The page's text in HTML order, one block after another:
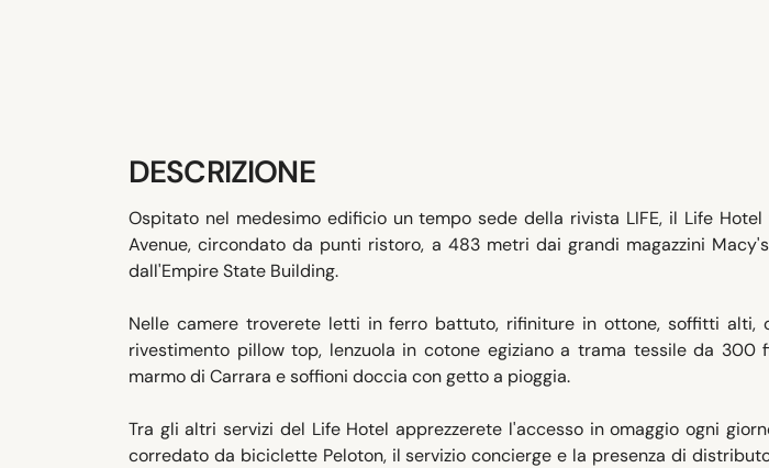
DESCRIZIONE
Ospitato nel medesimo edificio un tempo sede della rivista LIFE, il Life
Avenue, circondato da punti ristoro, a 483 metri dai grandi magazzini
dall'Empire State Building.
Nelle camere troverete letti in ferro battuto, rifiniture in ottone, soffitti alti,
rivestimento pillow top, lenzuola in cotone egiziano a trama tessile da
marmo di Carrara e soffioni doccia con getto a pioggia.
Tra gli altri servizi del Life Hotel apprezzerete l'accesso in omaggio ogni
corredato da biciclette Peloton, il servizio concierge e la presenza di